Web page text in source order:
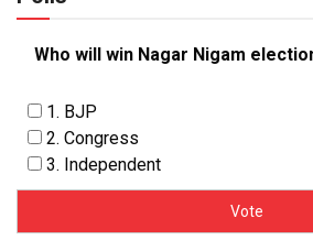
Who will win Nagar Nigam
1. BJP
2. Congress
3. Independent